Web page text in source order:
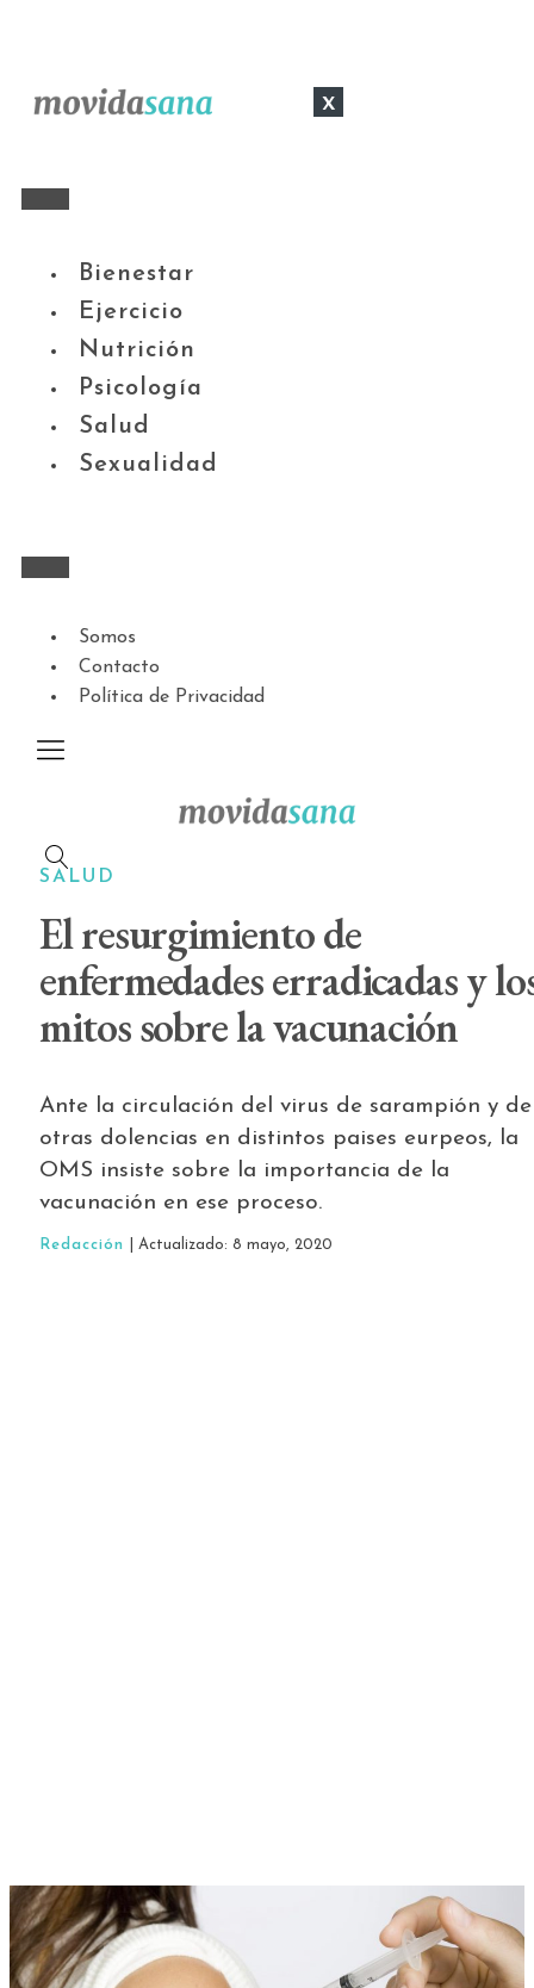
x
Bienestar
Ejercicio
Nutrición
Psicología
Salud
Sexualidad
Somos
Contacto
Política de Privacidad
SALUD
El resurgimiento de
enfermedades erradicadas y
mitos sobre la vacunación
Ante la circulación del virus de sarampión y de
otras dolencias en distintos paises eurpeos, la
OMS insiste sobre la importancia de la
vacunación en ese proceso.
Redacción | Actualizado: 8 mayo, 2020